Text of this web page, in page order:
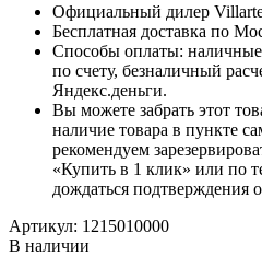
Официальный дилер
Бесплатная доставка по
Способы оплаты:
по счету, безналичный
Яндекс.деньги.
Вы можете забрать этот
наличие товара в пункте
рекомендуем
«Купить в 1 клик» или по
дождаться подтверждения
Артикул: 1215010000
В наличии